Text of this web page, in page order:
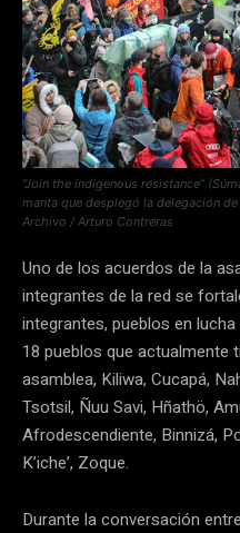
“Join the indigenous resistance”
manta que desplegó la delegación
Archivo / Arturo Contreras
Uno de los acuerdos de la
integrantes de la red se
integrantes, pueblos en
18 pueblos que actualmente
asamblea, Kiliwa, Cucapá,
Tsotsil, Ñuu Savi, Hñathö,
Afrodescendiente, Binnizá,
K’iche’, Zoque.
Durante la conversación